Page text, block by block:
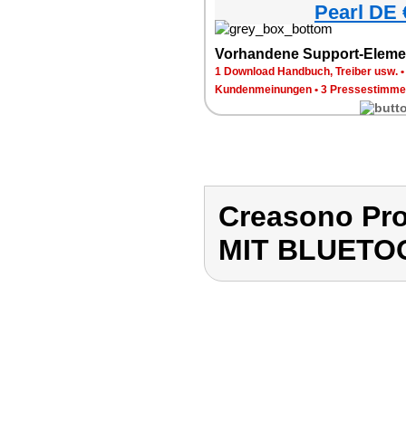
Pearl DE
Vorhandene Support-
1 Download Handbuch, Treiber usw. •
Kundenmeinungen • 3
Creasono
MIT